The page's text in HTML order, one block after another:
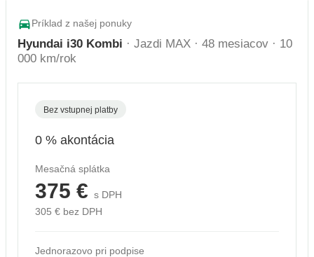
Príklad z našej ponuky
Hyundai i30 Kombi · Jazdi MAX · 48 mesiacov · 10
000 km/rok
Bez vstupnej platby
0 % akontácia
Mesačná splátka
375 € s DPH
305 € bez DPH
Jednorazovo pri podpise